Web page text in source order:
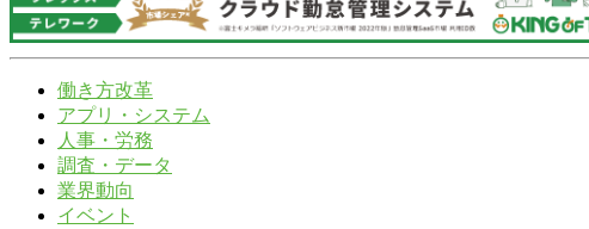
働き方改革
アプリ・システム
人事・労務
調査・データ
業界動向
イベント